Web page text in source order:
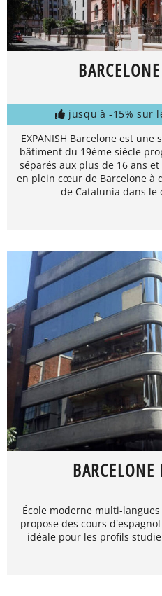
jusqu'à -15% sur
EXPANISH Barcelone est
bâtiment du 19ème siècle
séparés aux plus de 16 ans
en plein cœur de Barcelone à
de Catalunia dans le
École moderne multi-
propose des cours
idéale pour les profils